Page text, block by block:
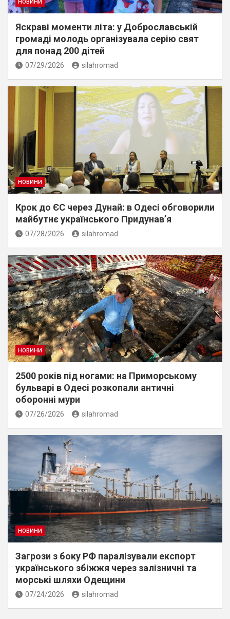
НОВИНИ
Яскраві моменти літа: у Доброславській
громаді молодь організувала серію свят
для понад 200 дітей
07/29/2026 silahromad
НОВИНИ
Крок до ЄС через Дунай: в Одесі обговорили
майбутнє українського Придунав’я
07/28/2026 silahromad
НОВИНИ
2500 років під ногами: на Приморському
бульварі в Одесі розкопали античні
оборонні мури
07/26/2026 silahromad
НОВИНИ
Загрози з боку РФ паралізували експорт
українського збіжжя через залізничні та
морські шляхи Одещини
07/24/2026 silahromad